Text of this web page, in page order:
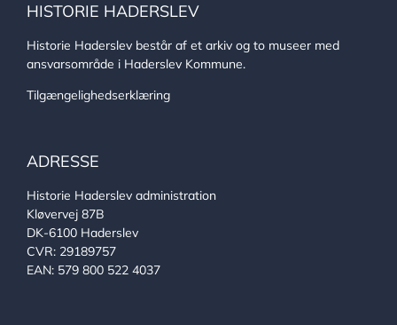
HISTORIE HADERSLEV
Historie Haderslev består af et arkiv og to museer med
ansvarsområde i Haderslev Kommune.
Tilgængelighedserklæring
ADRESSE
Historie Haderslev administration
Kløvervej 87B
DK-6100 Haderslev
CVR: 29189757
EAN: 579 800 522 4037